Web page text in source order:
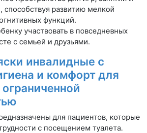
развитию мелкой
функций.
участвовать в повседневных
с семьей и друзьями.
инвалидные с
и комфорт для
для пациентов, которые
с посещением туалета.